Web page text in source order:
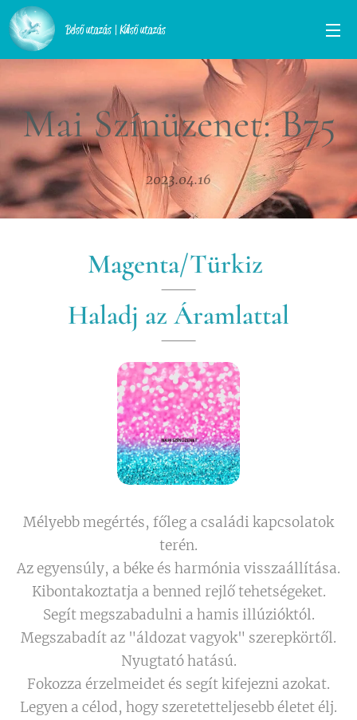
Belső utazás | Külső utazás
Mai Színüzenet: B75
2023.04.16
Magenta/Türkiz
Haladj az Áramlattal
Mélyebb megértés, főleg a családi kapcsolatok
terén.
Az egyensúly, a béke és harmónia visszaállítása.
Kibontakoztatja a benned rejlő tehetségeket.
Segít megszabadulni a hamis illúzióktól.
Megszabadít az "áldozat vagyok" szerepkörtől.
Nyugtató hatású.
Fokozza érzelmeidet és segít kifejezni azokat.
Legyen a célod, hogy szeretetteljesebb életet élj.